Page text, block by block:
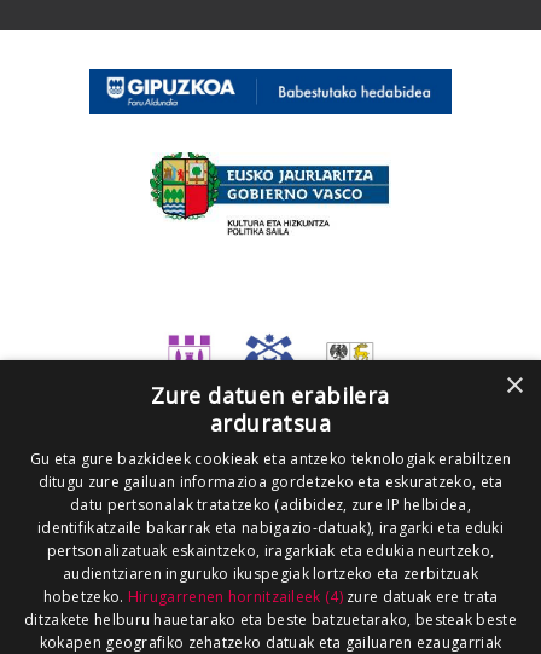
×
Zure datuen erabilera
arduratsua
Gu eta gure bazkideek cookieak eta antzeko teknologiak erabiltzen
ditugu zure gailuan informazioa gordetzeko eta eskuratzeko, eta
datu pertsonalak tratatzeko (adibidez, zure IP helbidea,
identifikatzaile bakarrak eta nabigazio-datuak), iragarki eta eduki
pertsonalizatuak eskaintzeko, iragarkiak eta edukia neurtzeko,
audientziaren inguruko ikuspegiak lortzeko eta zerbitzuak
hobetzeko. Hirugarrenen hornitzaileek (4)zure datuak ere trata
ditzakete helburu hauetarako eta beste batzuetarako, besteak beste
kokapen geografiko zehatzeko datuak eta gailuaren ezaugarriak